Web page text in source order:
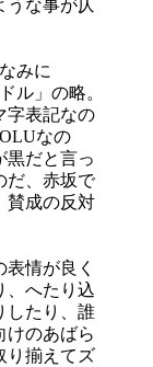
うな事が仄
みに
ル」の略。
字表記なの
なの
だと言っ
だ、赤坂で
賛成の反対
情が良く
へたり込
したり、誰
けのあばら
り揃えてズ